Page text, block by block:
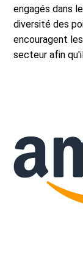
engagés dans
diversité des
encouragent
secteur afin